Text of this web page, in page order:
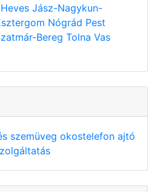
Heves Jász-Nagykun-
Nógrád Pest
Bereg Tolna Vas
szemüveg okostelefon ajtó